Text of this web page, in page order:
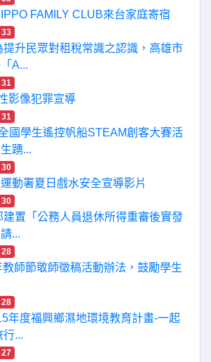
FAMILY CLUB來台家庭寄宿
33
提升民眾對租稅常識之認識，高雄市
A...
31
影像犯罪宣導
31
國學生遙控帆船STEAM創客大賽活
踴...
30
動署夏日戲水安全宣導影片
30
建置「公務人員退休所得重審後實發
...
28
師節敬師徵稿活動辦法，鼓勵學生
28
年度福興鄉濕地環境教育計畫-一起
行...
27